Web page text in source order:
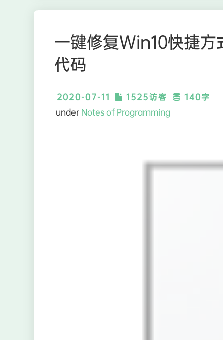
一键修复Win10快捷
代码
2020-07-11 1525访客
140字
under Notes of Programming